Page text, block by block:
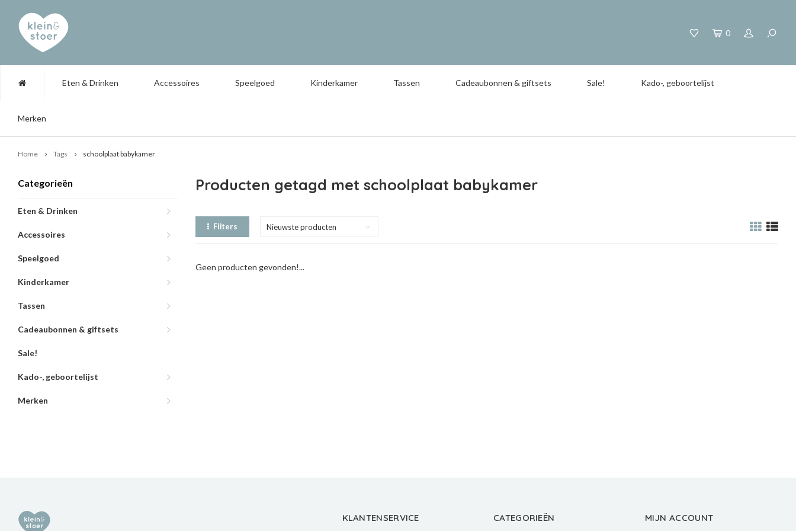
0
Eten & Drinken Accessoires Speelgoed Kinderkamer Tassen Cadeaubonnen & giftsets Sale! Kado-, geboortelijst
Merken
Home Tags schoolplaat babykamer
Categorieën
Eten & Drinken
Accessoires
Speelgoed
Kinderkamer
Tassen
Cadeaubonnen & giftsets
Sale!
Kado-, geboortelijst
Merken
Producten getagd met schoolplaat babykamer
Filters Nieuwste producten
Geen producten gevonden!...
KLANTENSERVICE CATEGORIEËN MIJN ACCOUNT